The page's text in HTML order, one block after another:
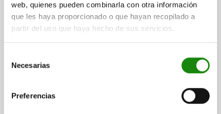
web, quienes pueden combinarla con otra información
que les haya proporcionado o que hayan recopilado a
partir del uso que haya hecho de sus servicios.
Necesarias
Preferencias
DETAILS
CAD
DOWNLOADS
Other customers also bought